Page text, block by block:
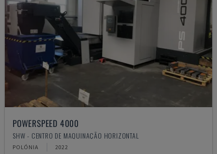
POWERSPEED 4000
SHW - CENTRO DE MAQUINAÇÃO HORIZONTAL
POLÓNIA 2022